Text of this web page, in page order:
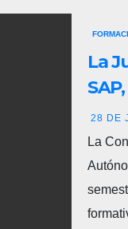
La
28 DE
La